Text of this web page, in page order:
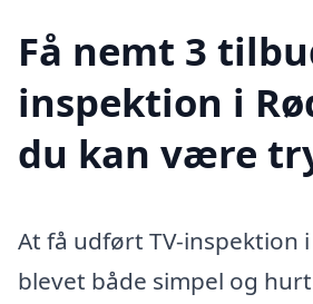
Få nemt 3
inspektion i
du kan være
At få udført TV-inspektion
blevet både simpel og